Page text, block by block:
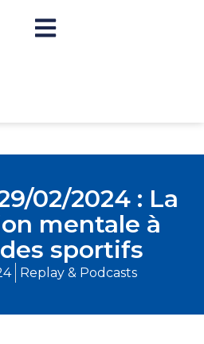
02/2024 : La
mentale à
des sportifs
Replay & Podcasts